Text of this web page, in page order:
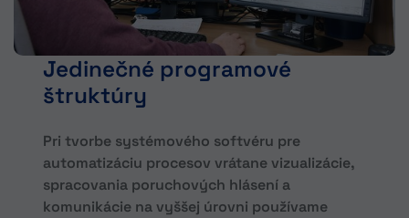
Jedinečné programové
štruktúry
Pri tvorbe systémového softvéru pre
automatizáciu procesov vrátane vizualizácie,
spracovania poruchových hlásení a
komunikácie na vyššej úrovni používame